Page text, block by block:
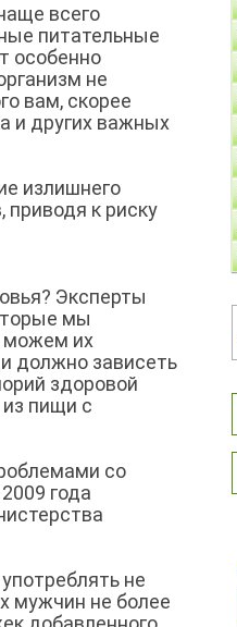
всего
питательные
особенно
не
вам, скорее
и других важных
излишнего
приводя к риску
Эксперты
мы
можем их
должно зависеть
здоровой
пищи с
со
года
не
мужчин не более